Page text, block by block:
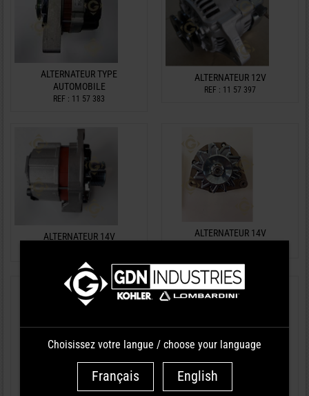
ALTERNATEUR TYPE
AUTOMOBILE
REF : 11 57 383
ALTERNATEUR 12V
REF : 11 57 397
ALTERNATEUR 14V ALTERNATEUR 14V
ALTERNATEUR 14V ALTERNATEUR
Choisissez votre langue / choose your language
Français English